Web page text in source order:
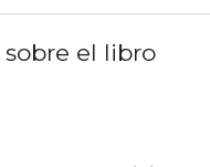
el libro